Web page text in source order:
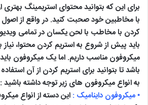
برای این که بتوانید محتوای استریمینگ بهتری
با مخاطبین خود صحبت کنید. در واقع از
کردن با مخاطب با لحن یکسان در تمامی
باید پیش از شروع به استریم کردن محتوا،
میکروفون مناسب داریم. اما یک میکروفون
باشد تا بتوانید برای استریم کردن از آن
به انواع میکروفون های زیر توجه داشته باشید :
• میکروفون داینامیک : این دسته از انواع